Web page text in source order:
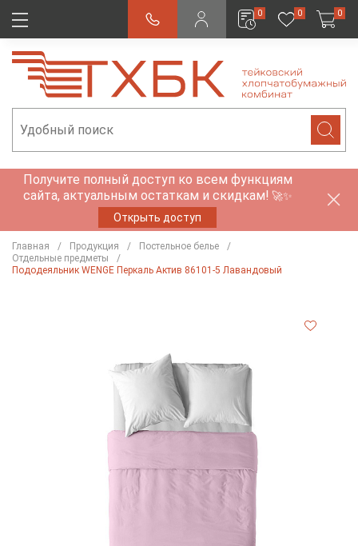
0 0 0
Получите полный доступ ко всем функциям
сайта, актуальным остаткам и скидкам! 🚀✨
Открыть доступ
Главная Продукция
Постельное белье
Отдельные предметы
Пододеяльник WENGE Перкаль Актив 86101-5 Лавандовый